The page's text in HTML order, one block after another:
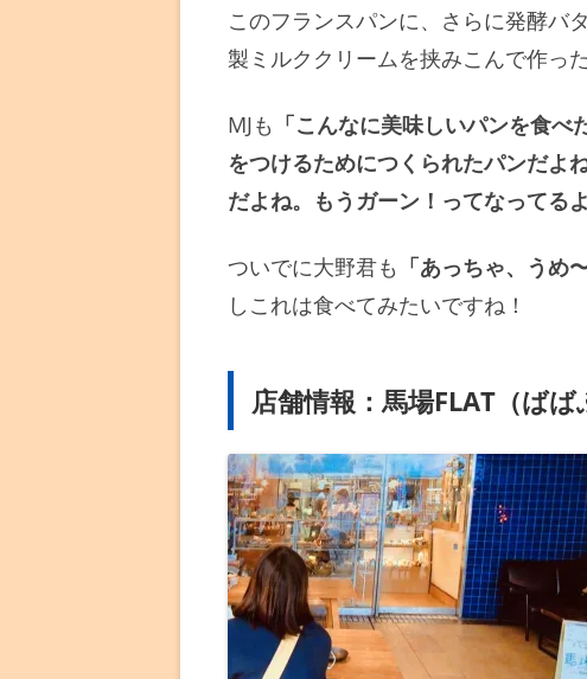
このフランスパンに、さらに発酵バ
製ミルククリームを挟みこんで作っ
MJも 「こんなに美味しいパンを食
をつけるためにつくられたパンだよ
だよね。もうガーン！ってなってるよ
ついでに大野君も 「あっちゃ、うめ
しこれは食べてみたいですね！
店舗情報：馬場FLAT（ばば